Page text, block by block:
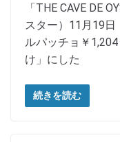
「THE CAVE DE
スター）11月19
ルパッチョ￥
け」にした
続きを読む